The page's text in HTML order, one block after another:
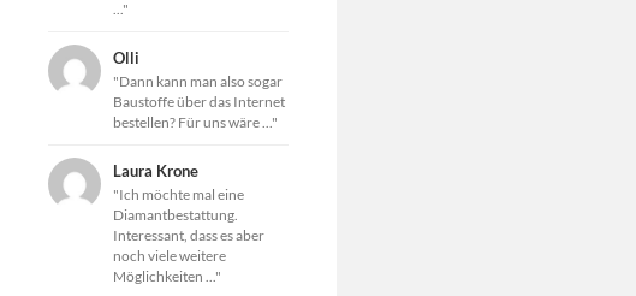
..."
Olli
"Dann kann man also sogar
Baustoffe über das Internet
bestellen? Für uns wäre ..."
Laura Krone
"Ich möchte mal eine
Diamantbestattung.
Interessant, dass es aber
noch viele weitere
Möglichkeiten ..."